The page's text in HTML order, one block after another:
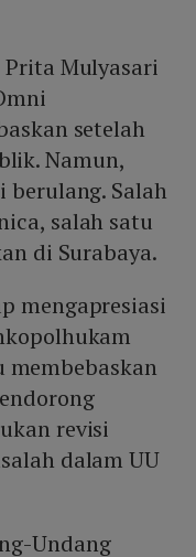
Mulyasari
setelah
Namun,
berulang. Salah
salah satu
di Surabaya.
mengapresiasi
membebaskan
revisi
dalam UU
Undang